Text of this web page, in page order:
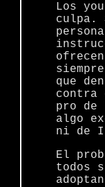
Los
culpa.
que
contra
pro de
algo
ni de
El
todos